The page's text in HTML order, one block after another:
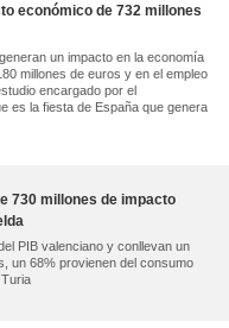
económico de 732 millones
un impacto en la economía
millones de euros y en el empleo
encargado por el
es la fiesta de España que genera
730 millones de impacto
PIB valenciano y conllevan un
un 68% provienen del consumo